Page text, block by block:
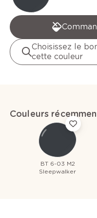
Choisissez le
cette couleur
Couleurs
BT 6-03 M2
Sleepwalker